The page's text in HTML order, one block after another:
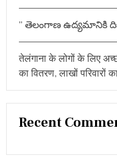
” తెలంగాణ ఉద్యమానికి
तेलंगाना के लोगों के लिए
का वितरण, लाखों परिवारों
Recent